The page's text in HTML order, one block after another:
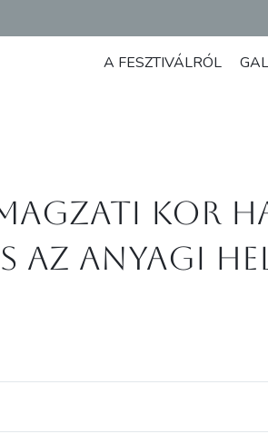
A FESZTIVÁLRÓL
kor
az anyagi